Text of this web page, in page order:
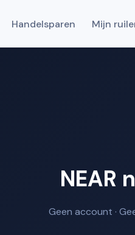
Handelsparen Mijn
NEAR
Geen account ·